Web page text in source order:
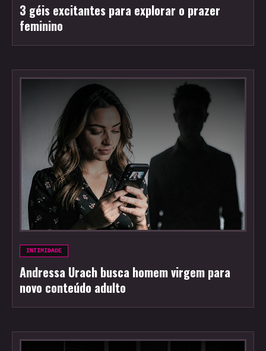
3 géis excitantes para explorar o prazer
feminino
INTIMIDADE
Andressa Urach busca homem virgem para
novo conteúdo adulto